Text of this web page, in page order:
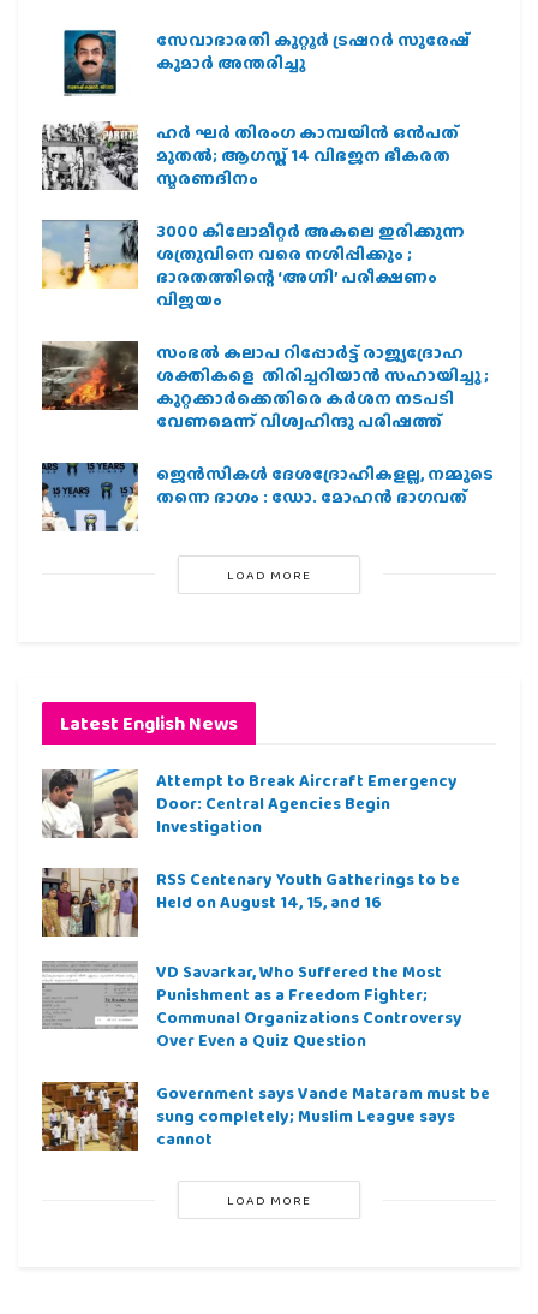
സേവാഭാരതി കുറ്റൂർ ട്രഷറർ സുരേഷ്
കുമാർ അന്തരിച്ചു
ഹര്‍ ഘര്‍ തിരംഗ കാമ്പയിന്‍ ഒന്‍പത്
മുതല്‍; ആഗസ്ത് 14 വിഭജന ഭീകരത
സ്മരണദിനം
3000 കിലോമീറ്റർ അകലെ ഇരിക്കുന്ന
ശത്രുവിനെ വരെ നശിപ്പിക്കും ;
ഭാരതത്തിന്റെ ‘അഗ്നി’ പരീക്ഷണം
വിജയം
സംഭൽ കലാപ റിപ്പോർട്ട് രാജ്യദ്രോഹ
ശക്തികളെ തിരിച്ചറിയാൻ സഹായിച്ചു ;
കുറ്റക്കാർക്കെതിരെ കർശന നടപടി
വേണമെന്ന് വിശ്വഹിന്ദു പരിഷത്ത്
ജെന്‍സികള്‍ ദേശദ്രോഹികളല്ല, നമ്മുടെ
തന്നെ ഭാഗം : ഡോ. മോഹന്‍ ഭാഗവത്
LOAD MORE
Latest English News
Attempt to Break Aircraft Emergency
Door: Central Agencies Begin
Investigation
RSS Centenary Youth Gatherings to be
Held on August 14, 15, and 16
VD Savarkar, Who Suffered the Most
Punishment as a Freedom Fighter;
Communal Organizations Controversy
Over Even a Quiz Question
Government says Vande Mataram must be
sung completely; Muslim League says
cannot
LOAD MORE